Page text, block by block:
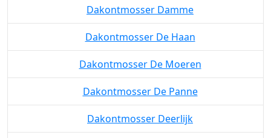
Dakontmosser Damme
Dakontmosser De Haan
Dakontmosser De Moeren
Dakontmosser De Panne
Dakontmosser Deerlijk